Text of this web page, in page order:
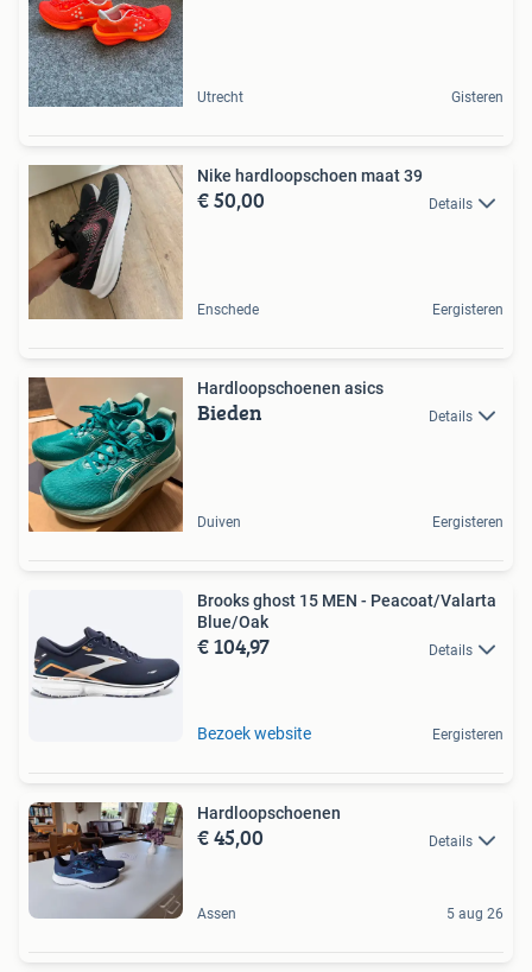
Utrecht Gisteren
Nike hardloopschoen maat 39
€ 50,00 Details
Enschede Eergisteren
Hardloopschoenen asics
Bieden Details
Duiven Eergisteren
Brooks ghost 15 MEN - Peacoat/Valarta
Blue/Oak
€ 104,97 Details
Bezoek website Eergisteren
Hardloopschoenen
€ 45,00 Details
Assen 5 aug 26